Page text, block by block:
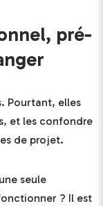
pré-
Pourtant, elles
et les confondre
de projet.
seule
? Il est